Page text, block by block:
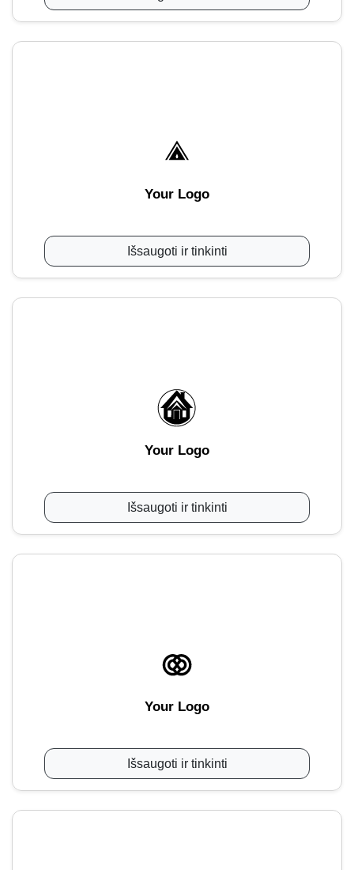
Your Logo
Išsaugoti ir tinkinti
Your Logo
Išsaugoti ir tinkinti
Your Logo
Išsaugoti ir tinkinti